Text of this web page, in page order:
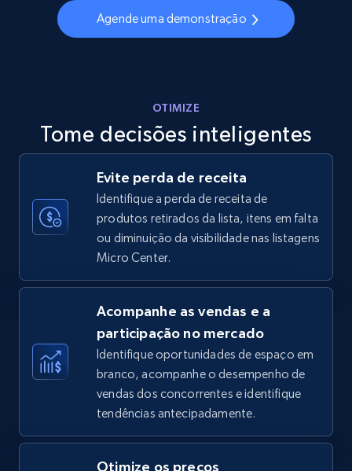
URL, Final price, Sku, Currency, Gtin,
Specifications, Image urls, Top reviews, and
using sku numbers
URL, Final price, Sku, Currency, Gtin,
Specifications, Image urls, Top reviews, and
5.6K+ 877+ Comece agora
TikTok Shop
URL, Title, Available, Description, Currency, Initial
price, Final price, Discount percent, and more.
5.4K+ 668+ Comece agora
Agende uma demonstração
OTIMIZE
Tome decisões inteligentes
Evite perda de receita
Identifique a perda de receita de
produtos retirados da lista, itens em falta
ou diminuição da visibilidade nas listagens
Micro Center.
Acompanhe as vendas e a
participação no mercado
Identifique oportunidades de espaço em
branco, acompanhe o desempenho de
vendas dos concorrentes e identifique
tendências antecipadamente.
Otimize os preços